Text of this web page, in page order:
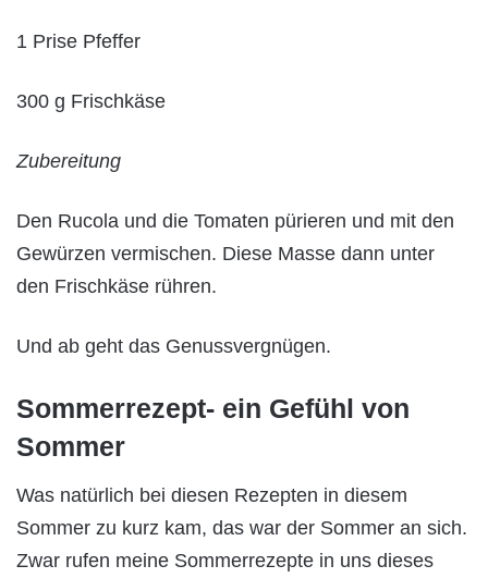
1 Prise Pfeffer
300 g Frischkäse
Zubereitung
Den Rucola und die Tomaten pürieren und mit den
Gewürzen vermischen. Diese Masse dann unter
den Frischkäse rühren.
Und ab geht das Genussvergnügen.
Sommerrezept- ein Gefühl von
Sommer
Was natürlich bei diesen Rezepten in diesem
Sommer zu kurz kam, das war der Sommer an sich.
Zwar rufen meine Sommerrezepte in uns dieses